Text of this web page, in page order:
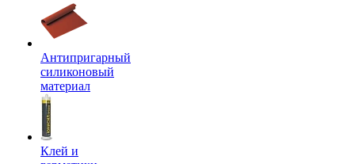
Антипригарный
силиконовый
материал
Клей и